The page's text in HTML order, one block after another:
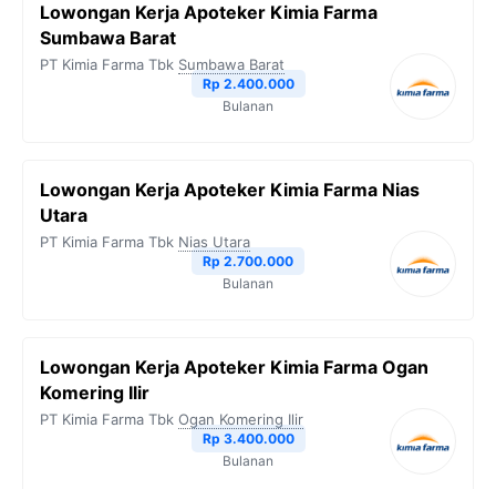
Lowongan Kerja Apoteker Kimia Farma
Sumbawa Barat
PT Kimia Farma Tbk Sumbawa Barat
Rp 2.400.000
Bulanan
Lowongan Kerja Apoteker Kimia Farma Nias
Utara
PT Kimia Farma Tbk Nias Utara
Rp 2.700.000
Bulanan
Lowongan Kerja Apoteker Kimia Farma Ogan
Komering Ilir
PT Kimia Farma Tbk Ogan Komering Ilir
Rp 3.400.000
Bulanan